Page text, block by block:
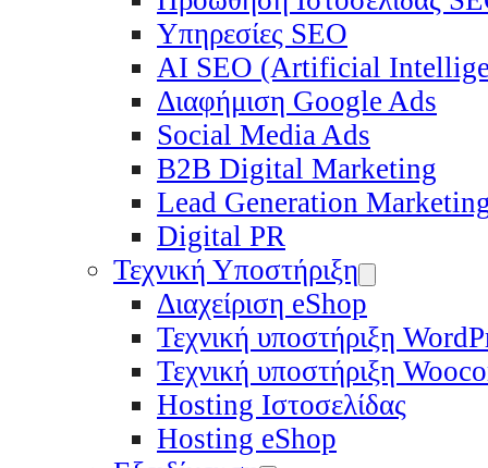
Υπηρεσίες SEO
ΑΙ SEO (Artificial
Διαφήμιση Google Ads
Social Media Ads
B2B Digital Marketing
Lead Generation
Digital PR
Τεχνική Υποστήριξη
Διαχείριση eShop
Τεχνική υποστήριξη
Τεχνική υποστήριξη
Hosting Ιστοσελίδας
Hosting eShop